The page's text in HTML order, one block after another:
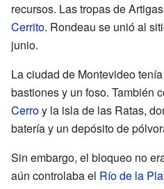
recursos. Las tropas de
Cerrito. Rondeau se unió al
junio.
La ciudad de Montevideo
bastiones y un foso. También
Cerroy la isla de las Ratas,
batería y un depósito de
Sin embargo, el bloqueo no
aún controlaba el Río de la